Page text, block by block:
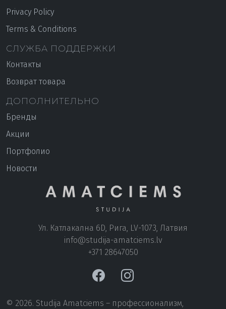
Privacy Policy
Terms & Conditions
СЛУЖБА ПОДДЕРЖКИ
Контакты
Возврат товара
ДОПОЛНИТЕЛЬНО
Бренды
Акции
Портфолио
Новости
Ул. Катлакална 6D, Рига, LV-1073, Латвия
+371 28647050
© 2026. Studija Amatciems – профессионализм,